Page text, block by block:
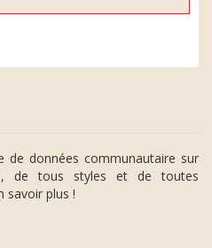
de données communautaire sur
de tous styles et de toutes
savoir plus !